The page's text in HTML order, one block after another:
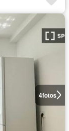
4fotos